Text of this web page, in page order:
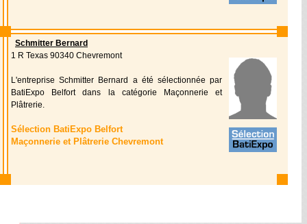
Schmitter Bernard
1 R Texas 90340 Chevremont
L'entreprise Schmitter Bernard a été sélectionnée par
BatiExpo Belfort dans la catégorie Maçonnerie et
Plâtrerie.
Sélection BatiExpo Belfort
Maçonnerie et Plâtrerie Chevremont